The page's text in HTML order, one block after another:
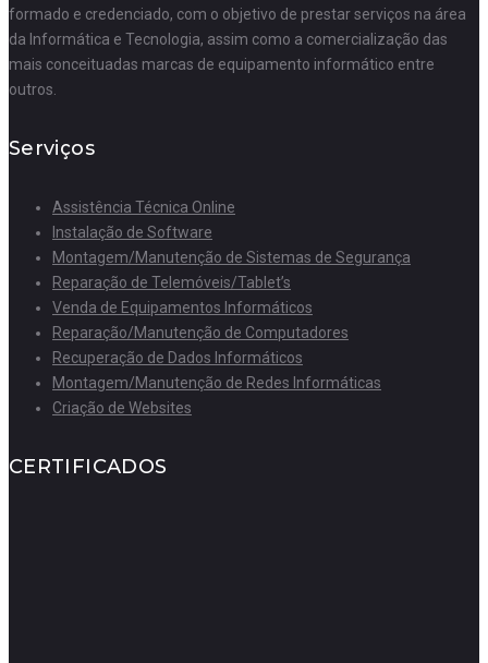
formado e credenciado, com o objetivo de prestar serviços na área
da Informática e Tecnologia, assim como a comercialização das
mais conceituadas marcas de equipamento informático entre
outros.
Serviços
Assistência Técnica Online
Instalação de Software
Montagem/Manutenção de Sistemas de Segurança
Reparação de Telemóveis/Tablet’s
Venda de Equipamentos Informáticos
Reparação/Manutenção de Computadores
Recuperação de Dados Informáticos
Montagem/Manutenção de Redes Informáticas
Criação de Websites
CERTIFICADOS